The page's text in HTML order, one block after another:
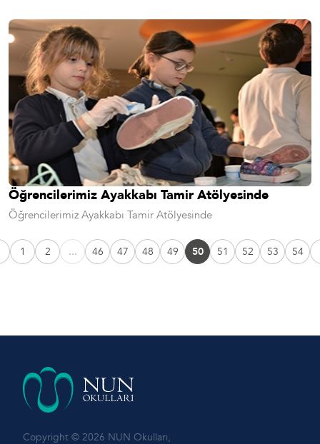
Öğrencilerimiz Ayakkabı Tamir Atölyesinde
Öğrencilerimiz Ayakkabı Tamir Atölyesinde
1 2 ... 46 47 48 49 50 51 52 53 54
Copyright © 2026 NUN Okulları,